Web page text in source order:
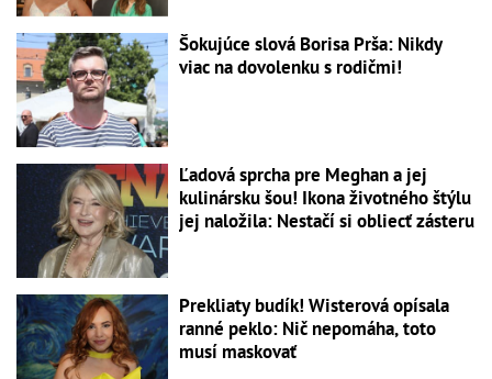
Šokujúce slová Borisa Prša: Nikdy
viac na dovolenku s rodičmi!
Ľadová sprcha pre Meghan a jej
kulinársku šou! Ikona životného štýlu
jej naložila: Nestačí si obliecť zásteru
Prekliaty budík! Wisterová opísala
ranné peklo: Nič nepomáha, toto
musí maskovať